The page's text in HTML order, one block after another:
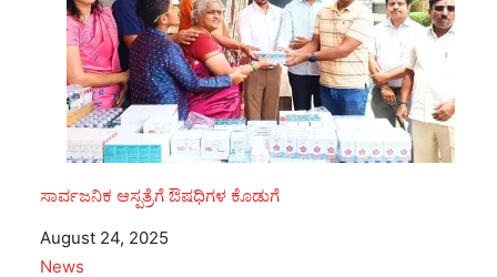
ಸಾರ್ವಜನಿಕ ಆಸ್ಪತ್ರೆಗೆ ಔಷಧಿಗಳ ಕೊಡುಗೆ
Date
August 24, 2025
In relation to
News